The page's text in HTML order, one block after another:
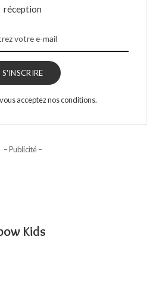
réception
S'INSCRIRE
acceptez nos conditions.
– Publicité –
Kids